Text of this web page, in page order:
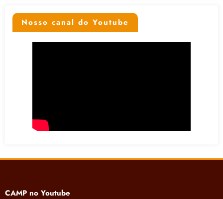
Nosso canal do Youtube
CAMP no Youtube